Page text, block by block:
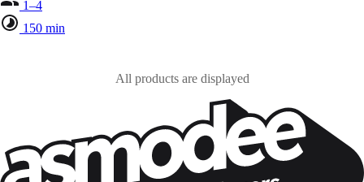
1–4
150 min
All products are displayed
Zůstaňte v kontaktu!